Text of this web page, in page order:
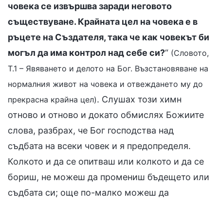
човека се извършва заради неговото
съществуване. Крайната цел на човека е в
ръцете на Създателя, така че как човекът би
могъл да има контрол над себе си?“ (Словото,
Т.1 – Явяването и делото на Бог. Възстановяване на
нормалния живот на човека и отвеждането му до
прекрасна крайна цел). Слушах този химн
отново и отново и докато обмислях Божиите
слова, разбрах, че Бог господства над
съдбата на всеки човек и я предопределя.
Колкото и да се опитваш или колкото и да се
бориш, не можеш да промениш бъдещето или
съдбата си; още по-малко можеш да